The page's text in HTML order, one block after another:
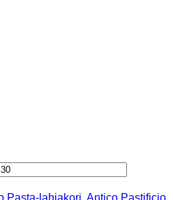
Maksimihinta